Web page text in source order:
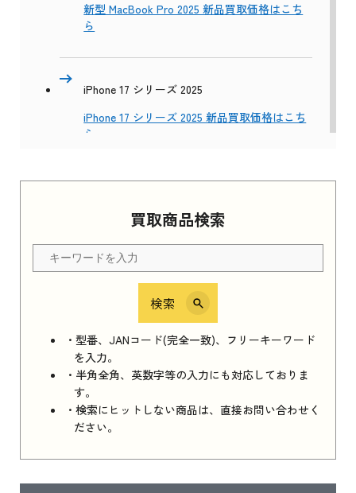
買取商品検索
検索
・型番、JANコード(完全一致)、フリーキーワード
を入力。
・半角全角、英数字等の入力にも対応しておりま
す。
・検索にヒットしない商品は、直接お問い合わせく
ださい。
新型 MacBook Pro 2025 新品買取価格はこち
ら
iPhone 17 シリーズ 2025
iPhone 17 シリーズ 2025 新品買取価格はこち
ら
Apple Watch Series 11 2025 新品買取価格はこ
ちら
iPhone 16e シリーズ 2025
iPhone 16e シリーズ 2025 新品買取価格はこち
ら
iPad 11インチ 2025年春モデル
はこちら